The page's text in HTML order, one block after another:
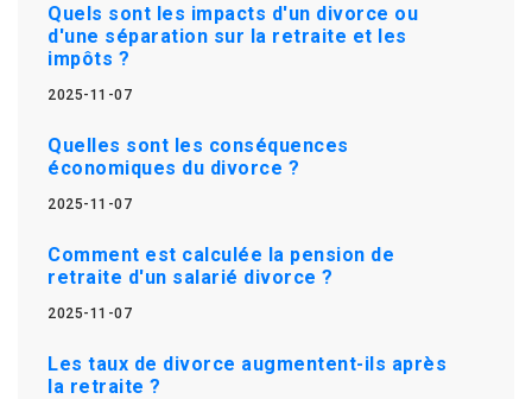
Quels sont les impacts d'un divorce ou
d'une séparation sur la retraite et les
impôts ?
2025-11-07
Quelles sont les conséquences
économiques du divorce ?
2025-11-07
Comment est calculée la pension de
retraite d'un salarié divorce ?
2025-11-07
Les taux de divorce augmentent-ils après
la retraite ?